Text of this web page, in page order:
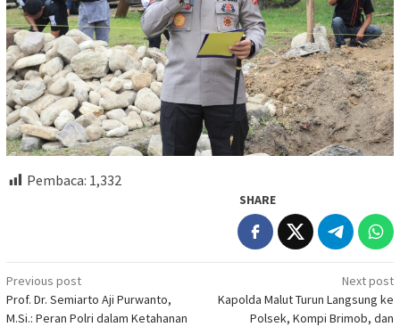
Pembaca: 1,332
SHARE
Post
navigation
Previous post
Prof. Dr. Semiarto Aji Purwanto,
M.Si.: Peran Polri dalam Ketahanan
Next post
Kapolda Malut Turun Langsung ke
Polsek, Kompi Brimob, dan